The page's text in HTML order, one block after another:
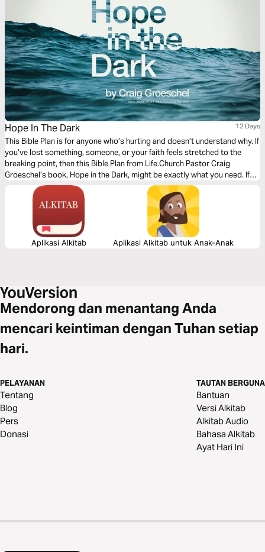
Hope In The Dark 12 Days
This Bible Plan is for anyone who’s hurting and doesn’t understand why. If
you’ve lost something, someone, or your faith feels stretched to the
breaking point, then this Bible Plan from Life.Church Pastor Craig
Groeschel’s book, Hope in the Dark, might be exactly what you need. If
you want to believe, but you’re not sure how, this is for you.
Aplikasi Alkitab Aplikasi Alkitab untuk Anak-Anak
Mendorong dan menantang Anda
mencari keintiman dengan Tuhan setiap
hari.
PELAYANAN
Tentang
Blog
Pers
Donasi
TAUTAN BERGUNA
Bantuan
Versi Alkitab
Alkitab Audio
Bahasa Alkitab
Ayat Hari Ini